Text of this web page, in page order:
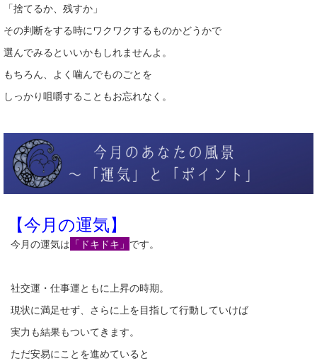
「捨てるか、残すか」
その判断をする時にワクワクするものかどうかで
選んでみるといいかもしれませんよ。
もちろん、よく噛んでものごとを
しっかり咀嚼することもお忘れなく。
【今月の運気】
今月の運気は 「ドキドキ」 です。
社交運・仕事運ともに上昇の時期。
現状に満足せず、さらに上を目指して行動していけば
実力も結果もついてきます。
ただ安易にことを進めていると